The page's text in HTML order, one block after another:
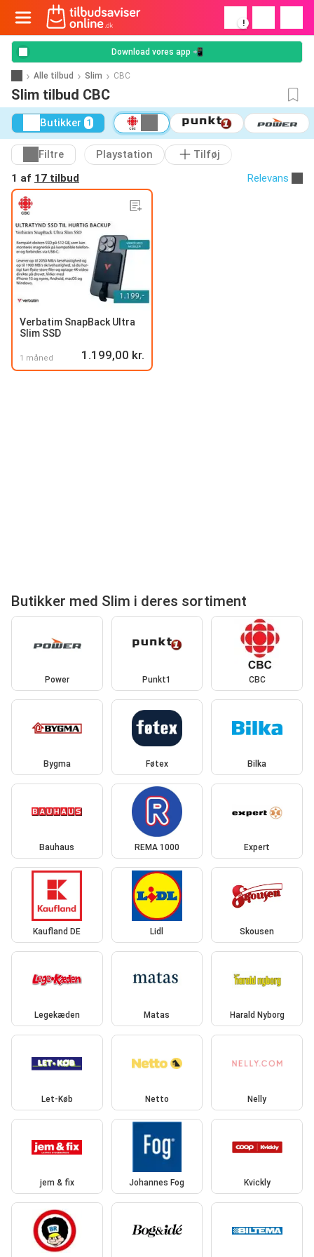
!
Download vores app 📲
Alle tilbud Slim CBC
Slim tilbud CBC
Butikker 1
Filtre Playstation
Tilføj
1 af 17 tilbud Relevans
Verbatim SnapBack Ultra
Slim SSD
1 måned 1.199,00 kr.
Butikker med Slim i deres sortiment
Power Punkt1 CBC
Bygma Føtex Bilka
Bauhaus REMA 1000 Expert
Kaufland DE Lidl Skousen
Legekæden Matas Harald Nyborg
Let-Køb Netto Nelly
jem & fix Johannes Fog Kvickly